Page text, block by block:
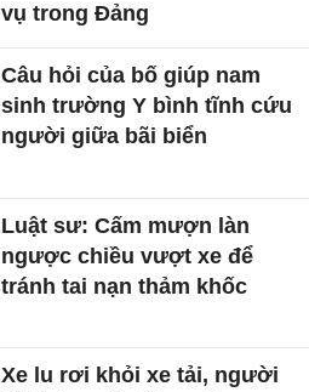
vụ trong Đảng
Câu hỏi của bố giúp nam
sinh trường Y bình tĩnh cứu
người giữa bãi biển
Luật sư: Cấm mượn làn
ngược chiều vượt xe để
tránh tai nạn thảm khốc
Xe lu rơi khỏi xe tải, người